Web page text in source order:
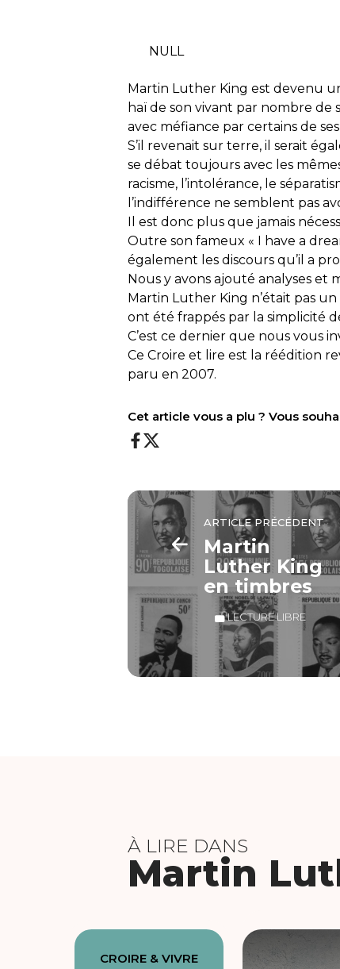
NULL
Martin Luther King est devenu
haï de son vivant par nombre de
avec méfiance par certains de
S’il revenait sur terre, il serait
se débat toujours avec les
racisme, l’intolérance, le
l’indifférence ne semblent pas
Il est donc plus que jamais
Outre son fameux « I have a
également les discours qu’il a
Nous y avons ajouté analyses et
Martin Luther King n’était pas
ont été frappés par la simplicité
C’est ce dernier que nous vous
CeCroire et lire est la réédition
paru en 2007.
Cet article vous a plu ? Vous
ARTICLE PRÉCÉDENT
Martin
Luther King
en timbres
LECTURE LIBRE
À LIRE DANS
Martin
CROIRE & VIVRE